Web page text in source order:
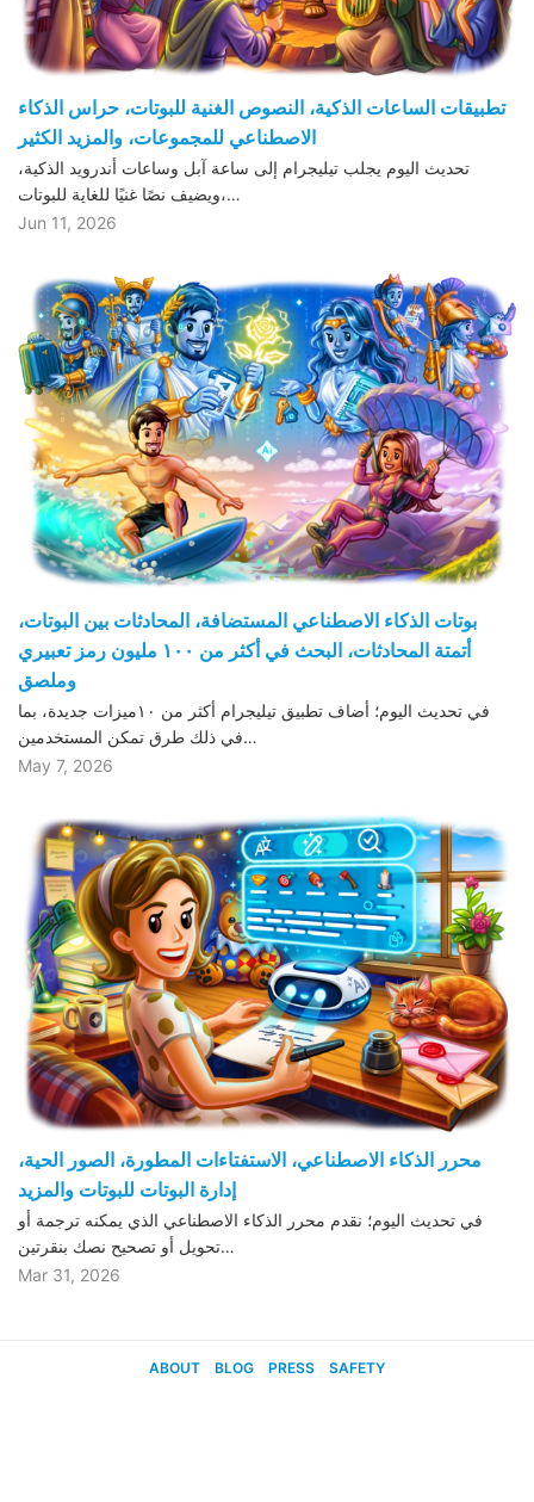
تطبيقات الساعات الذكية، النصوص الغنية للبوتات، حراس الذكاء
الاصطناعي للمجموعات، والمزيد الكثير
تحديث اليوم يجلب تيليجرام إلى ساعة آبل وساعات أندرويد الذكية،
ويضيف نصًا غنيًا للغاية للبوتات،…
Jun 11, 2026
بوتات الذكاء الاصطناعي المستضافة، المحادثات بين البوتات،
أتمتة المحادثات، البحث في أكثر من ١٠٠ مليون رمز تعبيري
وملصق
في تحديث اليوم؛ أضاف تطبيق تيليجرام أكثر من ١٠ميزات جديدة، بما
في ذلك طرق تمكن المستخدمين…
May 7, 2026
محرر الذكاء الاصطناعي، الاستفتاءات المطورة، الصور الحية،
إدارة البوتات للبوتات والمزيد
في تحديث اليوم؛ نقدم محرر الذكاء الاصطناعي الذي يمكنه ترجمة أو
تحويل أو تصحيح نصك بنقرتين…
Mar 31, 2026
ABOUT BLOG PRESS SAFETY